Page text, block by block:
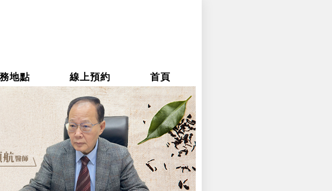
地點 線上預約 首頁